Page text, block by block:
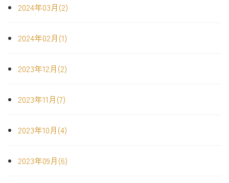
2024年03月(2)
2024年02月(1)
2023年12月(2)
2023年11月(7)
2023年10月(4)
2023年09月(6)